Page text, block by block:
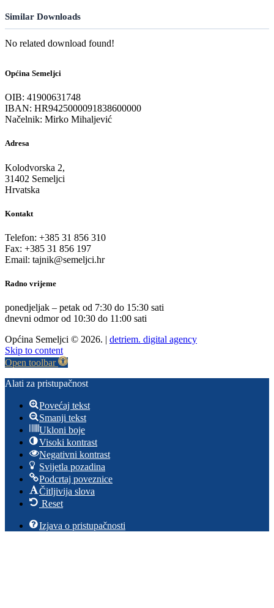
Similar Downloads
No related download found!
Općina Semeljci
OIB: 41900631748
IBAN: HR9425000091838600000
Načelnik: Mirko Mihaljević
Adresa
Kolodvorska 2,
31402 Semeljci
Hrvatska
Kontakt
Telefon: +385 31 856 310
Fax: +385 31 856 197
Email: tajnik@semeljci.hr
Radno vrijeme
ponedjeljak – petak od 7:30 do 15:30 sati
dnevni odmor od 10:30 do 11:00 sati
Općina Semeljci © 2026. | detriem. digital agency
Skip to content
Open toolbar
Alati za pristupačnost
Povećaj tekst
Smanji tekst
Ukloni boje
Visoki kontrast
Negativni kontrast
Svijetla pozadina
Podcrtaj poveznice
Čitljivija slova
Reset
Izjava o pristupačnosti